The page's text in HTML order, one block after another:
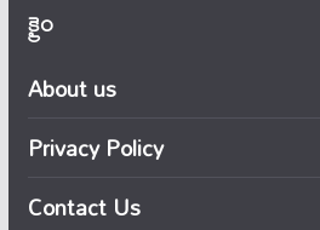
క్రైం
About us
Privacy Policy
Contact Us